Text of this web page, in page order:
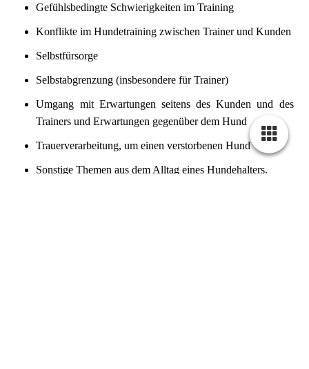
Gefühlsbedingte Schwierigkeiten im Training
Konflikte im Hundetraining zwischen Trainer und Kunden
Selbstfürsorge
Selbstabgrenzung (insbesondere für Trainer)
Umgang mit Erwartungen seitens des Kunden und des
Trainers und Erwartungen gegenüber dem Hund
Trauerverarbeitung, um einen verstorbenen Hund
Sonstige Themen aus dem Alltag eines Hundehalters.